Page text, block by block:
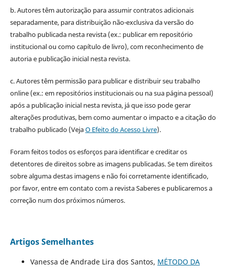
b. Autores têm autorização para assumir contratos adicionais
separadamente, para distribuição não-exclusiva da versão do
trabalho publicada nesta revista (ex.: publicar em repositório
institucional ou como capítulo de livro), com reconhecimento de
autoria e publicação inicial nesta revista.
c. Autores têm permissão para publicar e distribuir seu trabalho
online (ex.: em repositórios institucionais ou na sua página pessoal)
após a publicação inicial nesta revista, já que isso pode gerar
alterações produtivas, bem como aumentar o impacto e a citação do
trabalho publicado (VejaO Efeito do Acesso Livre).
Foram feitos todos os esforços para identificar e creditar os
detentores de direitos sobre as imagens publicadas. Se tem direitos
sobre alguma destas imagens e não foi corretamente identificado,
por favor, entre em contato com a revista Saberes e publicaremos a
correção num dos próximos números.
Artigos Semelhantes
Vanessa de Andrade Lira dos Santos, MÉTODO DA